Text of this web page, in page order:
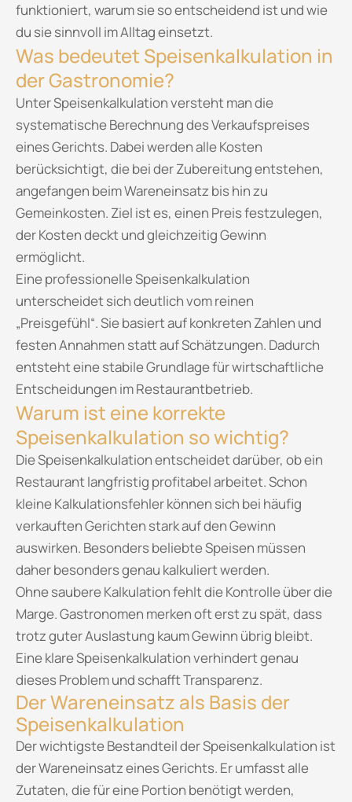
funktioniert, warum sie so entscheidend ist und wie
du sie sinnvoll im Alltag einsetzt.
Was bedeutet Speisenkalkulation in
der Gastronomie?
Unter Speisenkalkulation versteht man die
systematische Berechnung des Verkaufspreises
eines Gerichts. Dabei werden alle Kosten
berücksichtigt, die bei der Zubereitung entstehen,
angefangen beim Wareneinsatz bis hin zu
Gemeinkosten. Ziel ist es, einen Preis festzulegen,
der Kosten deckt und gleichzeitig Gewinn
ermöglicht.
Eine professionelle Speisenkalkulation
unterscheidet sich deutlich vom reinen
„Preisgefühl“. Sie basiert auf konkreten Zahlen und
festen Annahmen statt auf Schätzungen. Dadurch
entsteht eine stabile Grundlage für wirtschaftliche
Entscheidungen im Restaurantbetrieb.
Warum ist eine korrekte
Speisenkalkulation so wichtig?
Die Speisenkalkulation entscheidet darüber, ob ein
Restaurant langfristig profitabel arbeitet. Schon
kleine Kalkulationsfehler können sich bei häufig
verkauften Gerichten stark auf den Gewinn
auswirken. Besonders beliebte Speisen müssen
daher besonders genau kalkuliert werden.
Ohne saubere Kalkulation fehlt die Kontrolle über die
Marge. Gastronomen merken oft erst zu spät, dass
trotz guter Auslastung kaum Gewinn übrig bleibt.
Eine klare Speisenkalkulation verhindert genau
dieses Problem und schafft Transparenz.
Der Wareneinsatz als Basis der
Speisenkalkulation
Der wichtigste Bestandteil der Speisenkalkulation ist
der Wareneinsatz eines Gerichts. Er umfasst alle
Zutaten, die für eine Portion benötigt werden,